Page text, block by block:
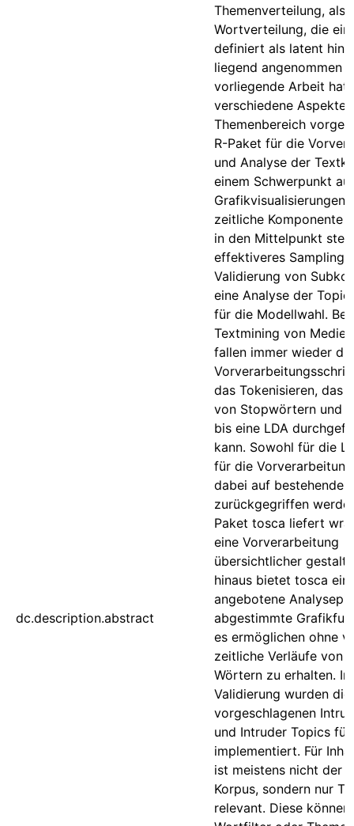
dc.description.abstract
Themenverteilung, als
Wortverteilung, die ein
definiert als latent
liegend angenommen
vorliegende Arbeit hat
verschiedene Aspekte
Themenbereich
R-Paket für die
und Analyse der
einem Schwerpunkt auf
Grafikvisualisierungen,
zeitliche Komponente
in den Mittelpunkt
effektiveres Sampling
Validierung von
eine Analyse der Topic
für die Modellwahl.
Textmining von
fallen immer wieder
das Tokenisieren, das
von Stopwörtern und
bis eine LDA
kann. Sowohl für die
für die
dabei auf bestehende
zurückgegriffen
Paket tosca liefert
eine Vorverarbeitung
übersichtlicher
hinaus bietet tosca
angebotene
abgestimmte
es ermöglichen ohne
zeitliche Verläufe von
Wörtern zu erhalten.
Validierung wurden
vorgeschlagenen
und Intruder Topics für
implementiert. Für
ist meistens nicht der
Korpus, sondern nur
relevant. Diese können